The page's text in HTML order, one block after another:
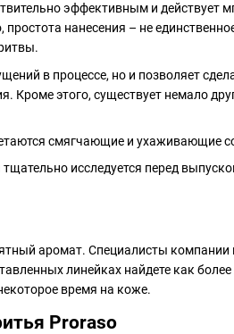
эффективным и действует
нанесения – не
в процессе, но и позволяет
Кроме этого, существует немало
смягчающие и ухаживающие
исследуется перед
аромат. Специалисты компании
линейках найдете как
время на коже.
Proraso